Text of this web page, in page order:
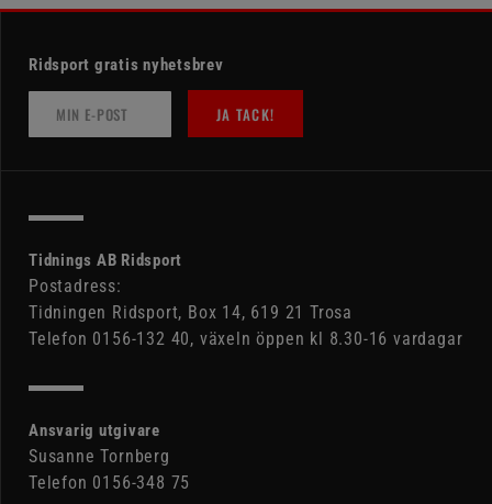
Ridsport gratis nyhetsbrev
JA TACK!
Tidnings AB Ridsport
Postadress:
Tidningen Ridsport, Box 14, 619 21 Trosa
Telefon 0156-132 40, växeln öppen kl 8.30-16 vardagar
Ansvarig utgivare
Susanne Tornberg
Telefon 0156-348 75